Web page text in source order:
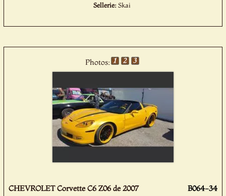
Sellerie: Skai
Photos:
CHEVROLET Corvette C6 Z06 de 2007 B064-34